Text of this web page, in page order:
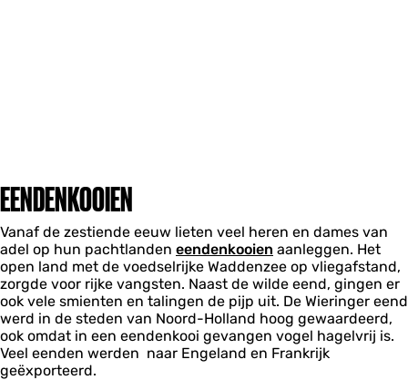
EENDENKOOIEN
Vanaf de zestiende eeuw lieten veel heren en dames van
adel op hun pachtlanden eendenkooien aanleggen. Het
open land met de voedselrijke Waddenzee op vliegafstand,
zorgde voor rijke vangsten. Naast de wilde eend, gingen er
ook vele smienten en talingen de pijp uit. De Wieringer eend
werd in de steden van Noord-Holland hoog gewaardeerd,
ook omdat in een eendenkooi gevangen vogel hagelvrij is.
Veel eenden werden naar Engeland en Frankrijk
geëxporteerd.